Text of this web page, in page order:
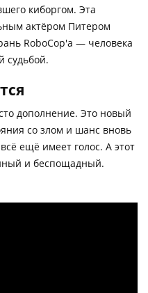
киборгом. Эта
актёром Питером
RoboCop'а — человека
судьбой.
дополнение. Это новый
со злом и шанс вновь
ещё имеет голос. А этот
и беспощадный.